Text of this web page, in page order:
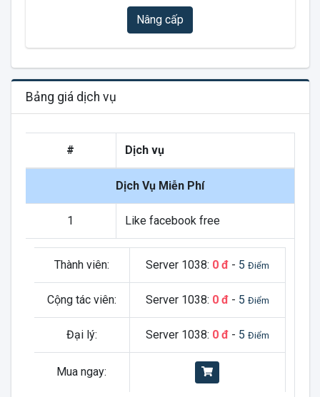
Nâng cấp
Bảng giá dịch vụ
# Dịch vụ
Dịch Vụ Miễn Phí
1 Like facebook free
Thành viên: Server 1038: 0 đ- 5 Điểm
Cộng tác viên: Server 1038: 0 đ- 5 Điểm
Đại lý: Server 1038: 0 đ- 5 Điểm
Mua ngay: